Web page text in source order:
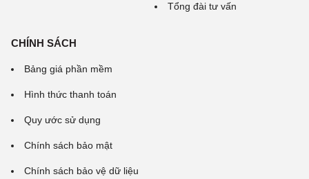
Tổng đài tư vấn
CHÍNH SÁCH
Bảng giá phần mềm
Hình thức thanh toán
Quy ước sử dụng
Chính sách bảo mật
Chính sách bảo vệ dữ liệu